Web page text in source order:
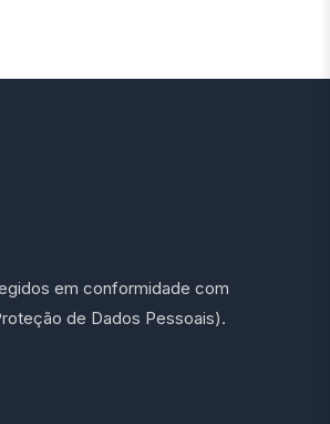
em conformidade com
de Dados Pessoais).